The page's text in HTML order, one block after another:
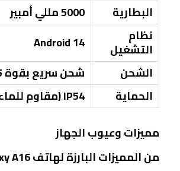
البطارية
5000 مللي أمبير
نظام
التشغيل
Android 14
الشحن
شحن سريع بقوة 25 واط
الحماية
IP54 (مقاوم للماء والغبار)
مميزات وعيوب الجهاز
من المميزات البارزة لهاتف Galaxy A16: